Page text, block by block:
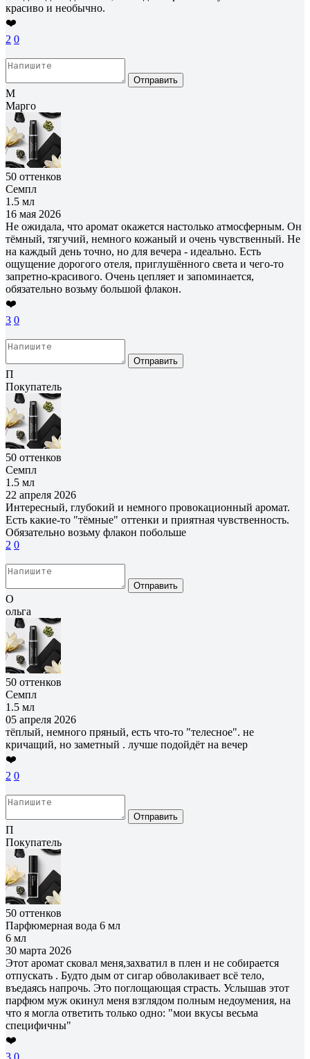
красиво и необычно.
❤️
2 0
Отправить
М
Марго
50 оттенков
Семпл
1.5 мл
16 мая 2026
Не ожидала, что аромат окажется настолько атмосферным. Он
тёмный, тягучий, немного кожаный и очень чувственный. Не
на каждый день точно, но для вечера - идеально. Есть
ощущение дорогого отеля, приглушённого света и чего-то
запретно-красивого. Очень цепляет и запоминается,
обязательно возьму большой флакон.
❤️
3 0
Отправить
П
Покупатель
50 оттенков
Семпл
1.5 мл
22 апреля 2026
Интересный, глубокий и немного провокационный аромат.
Есть какие-то "тёмные" оттенки и приятная чувственность.
Обязательно возьму флакон побольше
2 0
Отправить
О
ольга
50 оттенков
Семпл
1.5 мл
05 апреля 2026
тёплый, немного пряный, есть что-то "телесное". не
кричащий, но заметный . лучше подойдёт на вечер
❤️
2 0
Отправить
П
Покупатель
50 оттенков
Парфюмерная вода 6 мл
6 мл
30 марта 2026
Этот аромат сковал меня,захватил в плен и не собирается
отпускать . Будто дым от сигар обволакивает всё тело,
въедаясь напрочь. Это поглощающая страсть. Услышав этот
парфюм муж окинул меня взглядом полным недоумения, на
что я могла ответить только одно: "мои вкусы весьма
специфичны"
❤️
3 0